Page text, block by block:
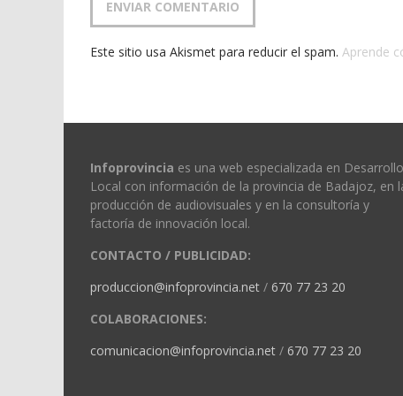
Este sitio usa Akismet para reducir el spam. Aprende
Infoprovincia es una web especializada en Desarrollo
Local con información de la provincia de Badajoz, en
producción de audiovisuales y en la consultoría y
factoría de innovación local.
CONTACTO / PUBLICIDAD:
produccion@infoprovincia.net / 670 77 23 20
COLABORACIONES:
comunicacion@infoprovincia.net / 670 77 23 20